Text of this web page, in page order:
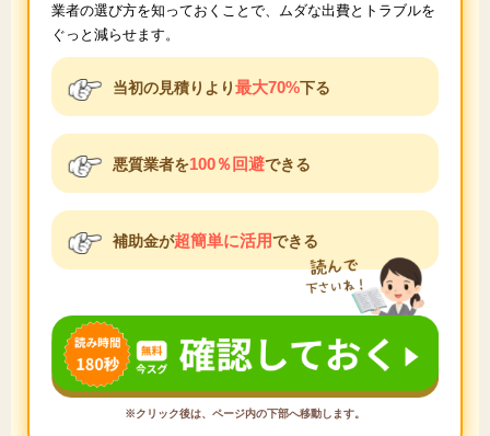
業者の選び方を知っておくことで、ムダな出費とトラブルを
ぐっと減らせます。
当初の見積りより最大70%下る
悪質業者を100％回避できる
補助金が超簡単に活用できる
※クリック後は、ページ内の下部へ移動します。